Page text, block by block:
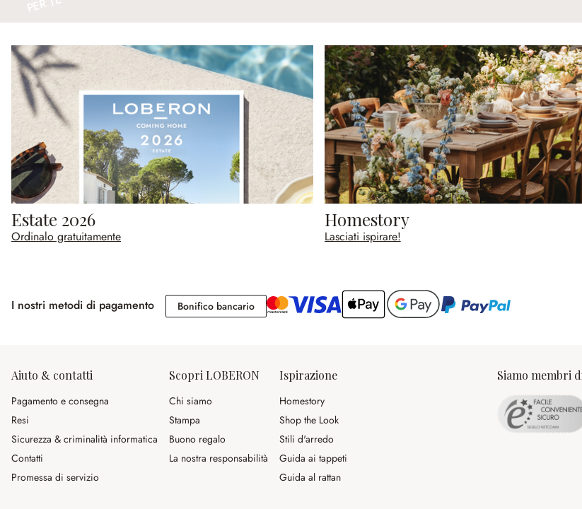
Estate 2026
Ordinalo gratuitamente
Homestory
Lasciati ispirare!
I nostri metodi di pagamento Bonifico bancarioBonifico bancario
Aiuto & contatti
Pagamento e consegna
Resi
Sicurezza & criminalità informatica
Contatti
Promessa di servizio
Scopri LOBERON
Chi siamo
Stampa
Buono regalo
La nostra responsabilità
Ispirazione
Homestory
Shop the Look
Stili d'arredo
Guida ai tappeti
Guida al rattan
Siamo membri